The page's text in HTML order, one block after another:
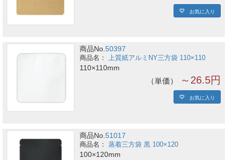
お気に入り
商品No.50397
上質紙アルミNY三方袋 110×110
110×110mm
単価 ～26.5円
お気に入り
商品No.51017
蒸着三方袋 黒 100×120
100×120mm